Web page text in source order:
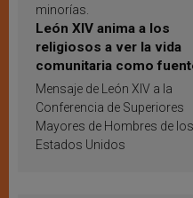
minorías.
León XIV anima a los
religiosos a ver la vida
comunitaria como
inspiración y
Mensaje de León XIV a la
Conferencia de Superiores
Mayores de Hombres de los
Estados Unidos